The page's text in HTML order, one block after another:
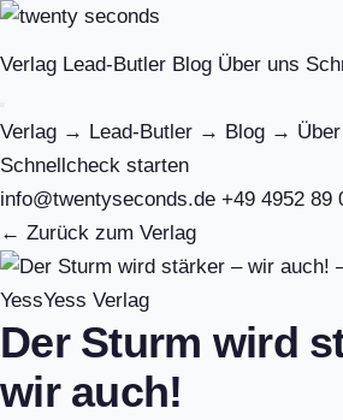
Verlag Lead-Butler Blog Über uns
Verlag → Lead-Butler → Blog →
Schnellcheck starten
info@twentyseconds.de +49 4952 89
← Zurück zum Verlag
YessYess Verlag
Der Sturm wird
wir auch!